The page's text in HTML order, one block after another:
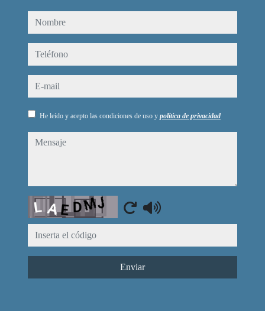
nombre
teléfono
e-mail
He leído y acepto las condiciones de uso y política de privacidad
mensaje
Captcha
Enviar